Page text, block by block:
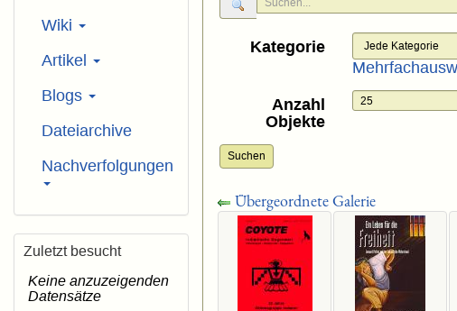
Kategorie
Anzahl
Objekte
Suchen
Übergeordnete Galerie
Wiki
Artikel
Blogs
Dateiarchive
Nachverfolgungen
Zuletzt besucht
Keine anzuzeigenden
Datensätze